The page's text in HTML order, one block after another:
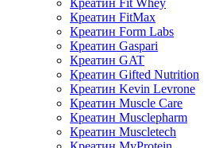
Креатин FitMax
Креатин Form Labs
Креатин Gaspari
Креатин GAT
Креатин Gifted Nutrition
Креатин Kevin Levrone
Креатин Muscle Care
Креатин Musclepharm
Креатин Muscletech